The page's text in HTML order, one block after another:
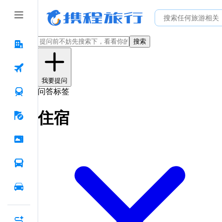
搜索
我要提问
问答标签
住宿